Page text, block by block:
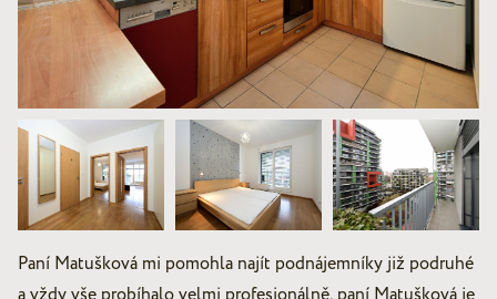
Paní Matušková mi pomohla najít podnájemníky již podruhé